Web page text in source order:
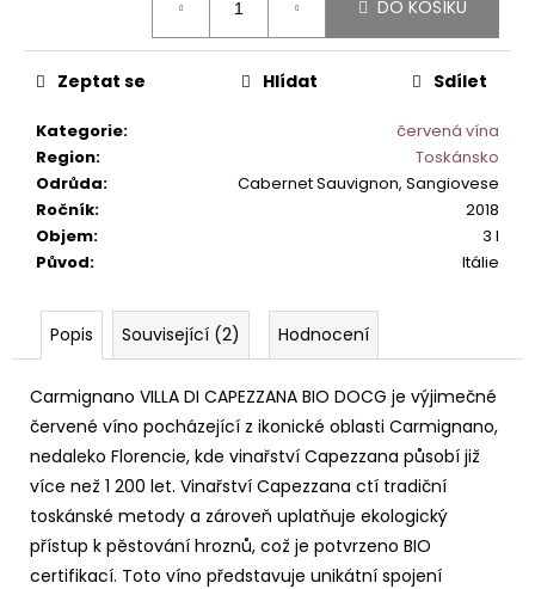
DO KOŠÍKU
Kategorie:
červená vína
Region:
Toskánsko
Odrůda:
Cabernet Sauvignon, Sangiovese
Ročník:
2018
Objem:
3 l
Původ: Itálie
Zeptat se Hlídat Sdílet
Popis Související (2) Hodnocení
Carmignano VILLA DI CAPEZZANA BIO DOCG je výjimečné
červené víno pocházející z ikonické oblasti Carmignano,
nedaleko Florencie, kde vinařství Capezzana působí již
více než 1 200 let. Vinařství Capezzana ctí tradiční
toskánské metody a zároveň uplatňuje ekologický
přístup k pěstování hroznů, což je potvrzeno BIO
certifikací. Toto víno představuje unikátní spojení
ALTA
DOC.
590
Kč